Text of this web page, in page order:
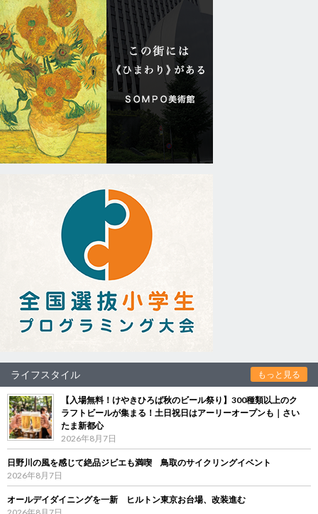
ライフスタイル もっと見る
【入場無料！けやきひろば秋のビール祭り】300種類以上のク
ラフトビールが集まる！土日祝日はアーリーオープンも｜さい
たま新都心
2026年8月7日
日野川の風を感じて絶品ジビエも満喫 鳥取のサイクリングイベント
2026年8月7日
オールデイダイニングを一新 ヒルトン東京お台場、改装進む